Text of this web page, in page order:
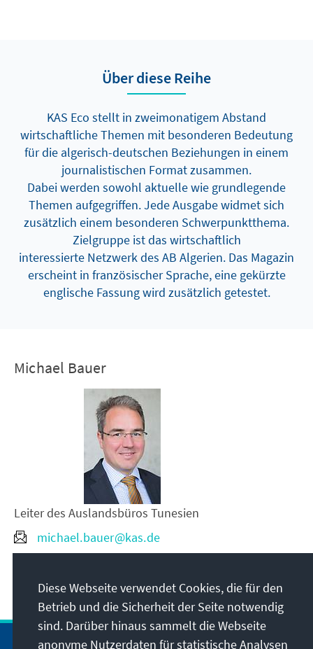
Über diese Reihe
KAS Eco stellt in zweimonatigem Abstand
wirtschaftliche Themen mit besonderen Bedeutung
für die algerisch-deutschen Beziehungen in einem
journalistischen Format zusammen.
Dabei werden sowohl aktuelle wie grundlegende
Themen aufgegriffen. Jede Ausgabe widmet sich
zusätzlich einem besonderen Schwerpunktthema.
Zielgruppe ist das wirtschaftlich
interessierte Netzwerk des AB Algerien. Das Magazin
erscheint in französischer Sprache, eine gekürzte
englische Fassung wird zusätzlich getestet.
Michael Bauer
Leiter des Auslandsbüros Tunesien
michael.bauer@kas.de
Diese Webseite verwendet Cookies, die für den
Betrieb und die Sicherheit der Seite notwendig
sind. Darüber hinaus sammelt die Webseite
anonyme Nutzerdaten für statistische Analysen